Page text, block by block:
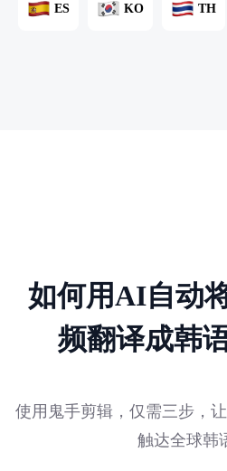
ES KO TH
如何用AI自动
频翻译成韩
使用鬼手剪辑，仅需三步，
触达全球韩